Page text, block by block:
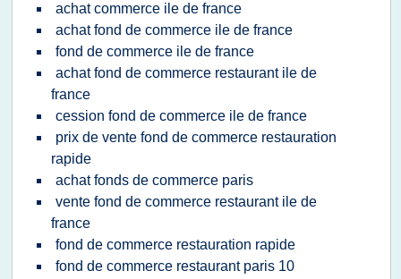
achat commerce ile de france
achat fond de commerce ile de france
fond de commerce ile de france
achat fond de commerce restaurant ile de
france
cession fond de commerce ile de france
prix de vente fond de commerce restauration
rapide
achat fonds de commerce paris
vente fond de commerce restaurant ile de
france
fond de commerce restauration rapide
fond de commerce restaurant paris 10